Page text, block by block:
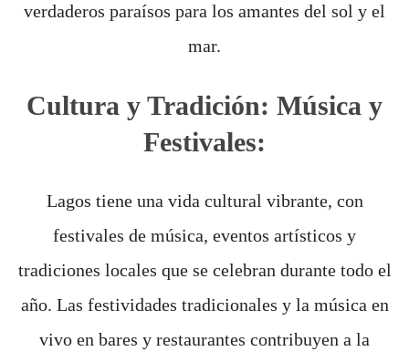
verdaderos paraísos para los amantes del sol y el
mar.
Cultura y Tradición: Música y
Festivales:
Lagos tiene una vida cultural vibrante, con
festivales de música, eventos artísticos y
tradiciones locales que se celebran durante todo el
año. Las festividades tradicionales y la música en
vivo en bares y restaurantes contribuyen a la